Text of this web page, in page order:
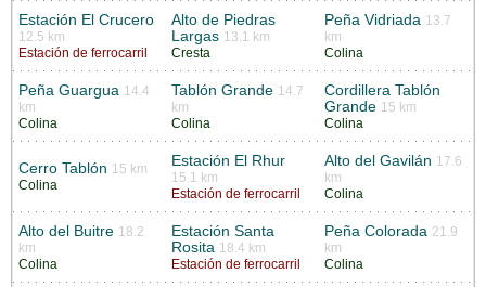
Estación El Crucero
12.5 km
Estación de ferrocarril
Alto de Piedras
Largas 13.1 km
Cresta
Peña Vidriada 13.7
km
Colina
Peña Guargua 14.4
km
Colina
Tablón Grande 14.7
km
Colina
Cordillera Tablón
Grande 15 km
Colina
Cerro Tablón 15 km
Colina
Estación El Rhur
15.1 km
Estación de ferrocarril
Alto del Gavilán 17.6
km
Colina
Alto del Buitre 18.2
km
Colina
Estación Santa
Rosita 18.4 km
Estación de ferrocarril
Peña Colorada 21.9
km
Colina